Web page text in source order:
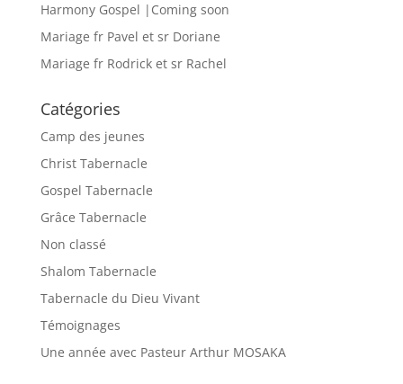
Harmony Gospel |Coming soon
Mariage fr Pavel et sr Doriane
Mariage fr Rodrick et sr Rachel
Catégories
Camp des jeunes
Christ Tabernacle
Gospel Tabernacle
Grâce Tabernacle
Non classé
Shalom Tabernacle
Tabernacle du Dieu Vivant
Témoignages
Une année avec Pasteur Arthur MOSAKA